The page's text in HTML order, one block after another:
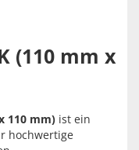
(110 mm x
110 mm) ist ein
hochwertige